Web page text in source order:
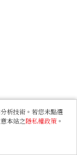
析技術。若您未點選
本站之隱私權政策 。